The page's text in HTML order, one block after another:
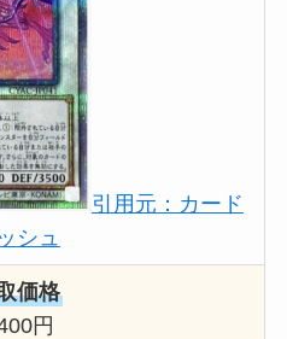
引用元：カード
シュ
価格
円